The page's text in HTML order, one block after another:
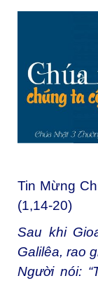
Tin Mừng
(1,14-20)
Sau khi
Galilêa, rao
Người nói: